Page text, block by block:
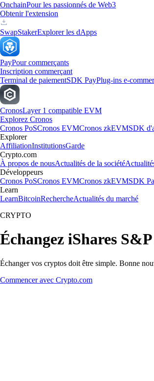
OnchainPour les passionnés de Web3
Obtenir l'extension
SwapStakerExplorer les dApps
PayPour commerçants
Inscription commerçant
Terminal de paiementSDK PayPlug-ins e-
CronosLayer 1 compatible EVM
Explorez Cronos
Cronos PoSCronos EVMCronos zkEVMSDK
Explorer
AffiliationInstitutionsGarde
Crypto.com
À propos de nousActualités de la société
Développeurs
Cronos PoSCronos EVMCronos zkEVMSDK
Learn
LearnBitcoinRechercheActualités du marché
CRYPTO
Échangez iShares
Échanger vos cryptos doit être simple. Bonne
Commencer avec Crypto.com